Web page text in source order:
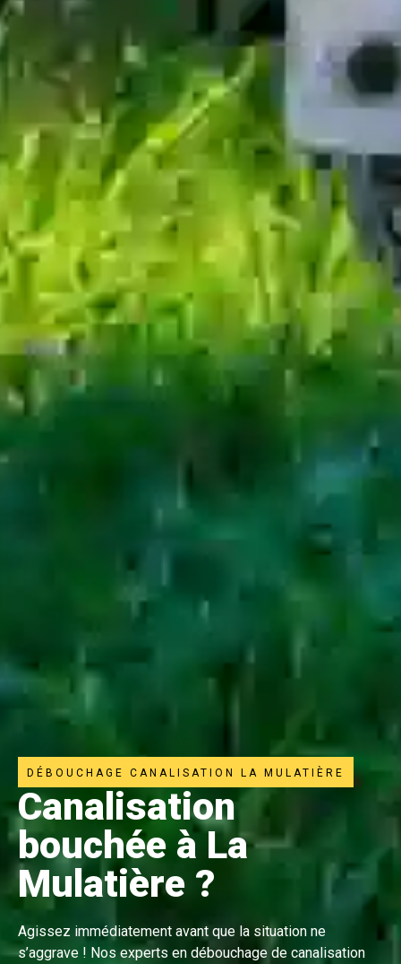
DÉBOUCHAGE CANALISATION LA MULATIÈRE
Canalisation
bouchée à La
Mulatière ?
Agissez immédiatement avant que la situation ne
s’aggrave ! Nos experts en débouchage de canalisation